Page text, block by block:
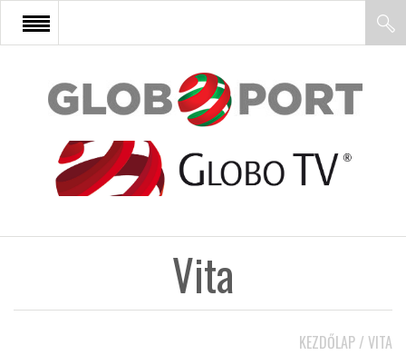
FŐOLDAL
AFRIKA
Vita
KEZDŐLAP / VITA